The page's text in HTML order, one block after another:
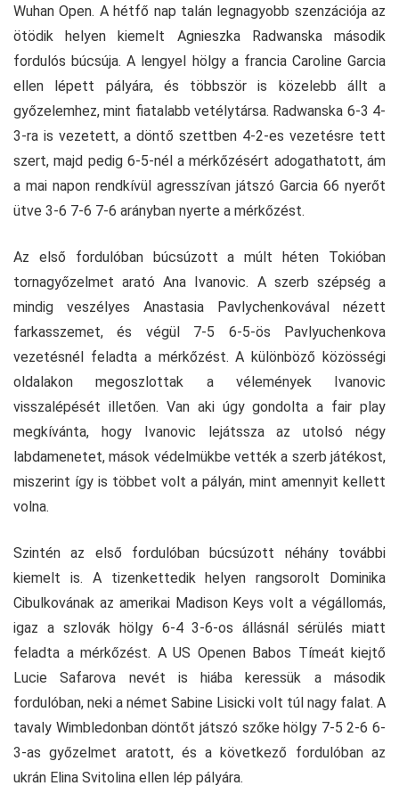
Wuhan Open. A hétfő nap talán legnagyobb szenzációja az
ötödik helyen kiemelt Agnieszka Radwanska második
fordulós búcsúja. A lengyel hölgy a francia Caroline Garcia
ellen lépett pályára, és többször is közelebb állt a
győzelemhez, mint fiatalabb vetélytársa. Radwanska 6-3 4-
3-ra is vezetett, a döntő szettben 4-2-es vezetésre tett
szert, majd pedig 6-5-nél a mérkőzésért adogathatott, ám
a mai napon rendkívül agresszívan játszó Garcia 66 nyerőt
ütve 3-6 7-6 7-6 arányban nyerte a mérkőzést.
Az első fordulóban búcsúzott a múlt héten Tokióban
tornagyőzelmet arató Ana Ivanovic. A szerb szépség a
mindig veszélyes Anastasia Pavlychenkovával nézett
farkasszemet, és végül 7-5 6-5-ös Pavlyuchenkova
vezetésnél feladta a mérkőzést. A különböző közösségi
oldalakon megoszlottak a vélemények Ivanovic
visszalépését illetően. Van aki úgy gondolta a fair play
megkívánta, hogy Ivanovic lejátssza az utolsó négy
labdamenetet, mások védelmükbe vették a szerb játékost,
miszerint így is többet volt a pályán, mint amennyit kellett
volna.
Szintén az első fordulóban búcsúzott néhány további
kiemelt is. A tizenkettedik helyen rangsorolt Dominika
Cibulkovának az amerikai Madison Keys volt a végállomás,
igaz a szlovák hölgy 6-4 3-6-os állásnál sérülés miatt
feladta a mérkőzést. A US Openen Babos Tímeát kiejtő
Lucie Safarova nevét is hiába keressük a második
fordulóban, neki a német Sabine Lisicki volt túl nagy falat. A
tavaly Wimbledonban döntőt játszó szőke hölgy 7-5 2-6 6-
3-as győzelmet aratott, és a következő fordulóban az
ukrán Elina Svitolina ellen lép pályára.